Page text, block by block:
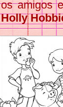
os amigos
Holly